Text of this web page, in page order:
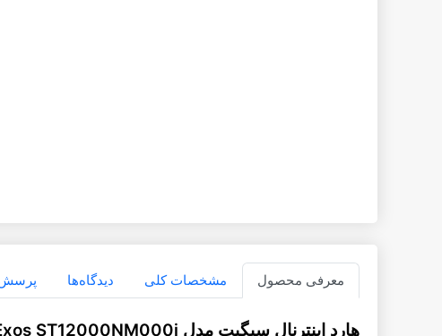
معرفی محصول مشخصات کلی دیدگاه‌ها پرسش
هارد اینترنال سیگیت مدل Exos ST12000NM000j ظرفیت ۱۲ ترابایت - توضیحات محصول